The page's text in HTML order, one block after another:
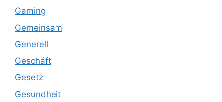
Gaming
Gemeinsam
Generell
Geschäft
Gesetz
Gesundheit